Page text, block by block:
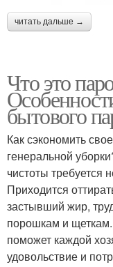
читать дальше →
Что это
бытового
Как сэкономить
генеральной
чистоты требуется
Приходится
застывший жир,
порошкам и
поможет каждой
удовольствие и